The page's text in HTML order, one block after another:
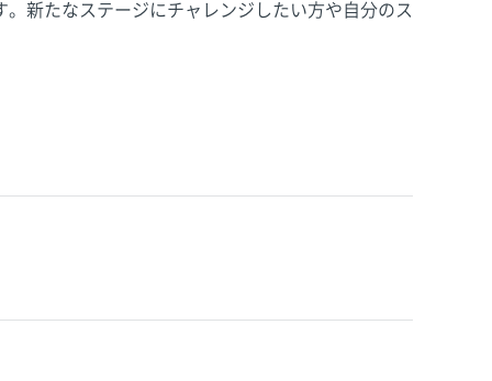
新たなステージにチャレンジしたい方や自分のス